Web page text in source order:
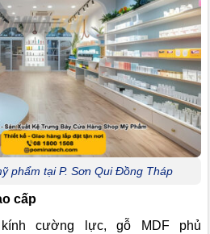
phẩm tại P. Sơn Qui Đồng Tháp
cấp
cường lực, gỗ MDF phủ